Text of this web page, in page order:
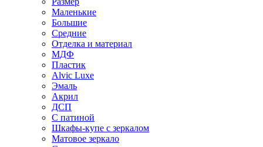
Маленькие
Большие
Средние
Отделка и материал
МДФ
Пластик
Alvic Luxe
Эмаль
Акрил
ДСП
С патиной
Шкафы-купе с зеркалом
Матовое зеркало